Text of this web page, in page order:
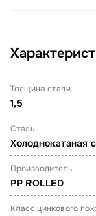
Толщина стали
1,5
Сталь
Холоднокатаная
Производитель
PP ROLLED
Класс цинкового